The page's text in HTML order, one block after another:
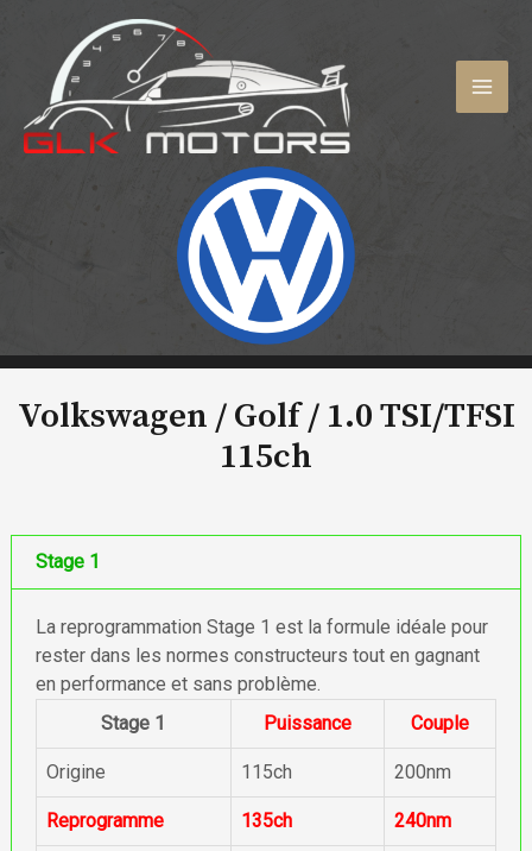
contenu
Volkswagen / Golf / 1.0 TSI/TFSI
115ch
Stage 1
La reprogrammation Stage 1 est la formule idéale pour
rester dans les normes constructeurs tout en gagnant
en performance et sans problème.
Stage 1
Puissance Couple
Origine 115ch 200nm
Reprogramme 135ch 240nm